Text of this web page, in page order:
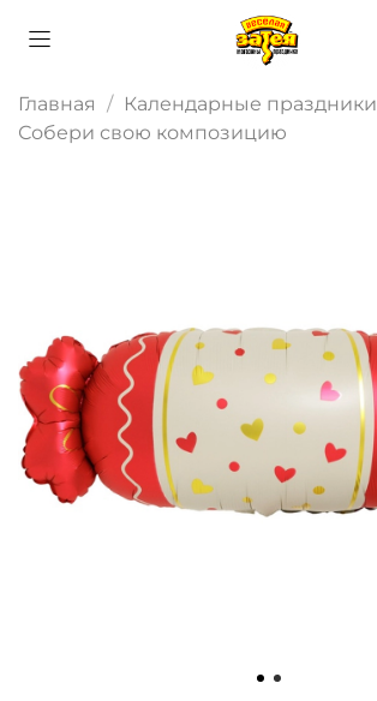
Главная Календарные праздники
Собери свою композицию